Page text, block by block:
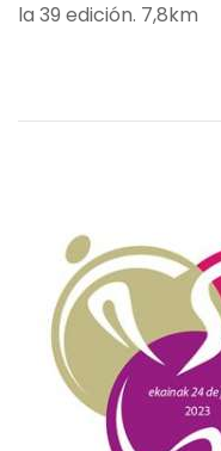
la 39 edición. 7,8km